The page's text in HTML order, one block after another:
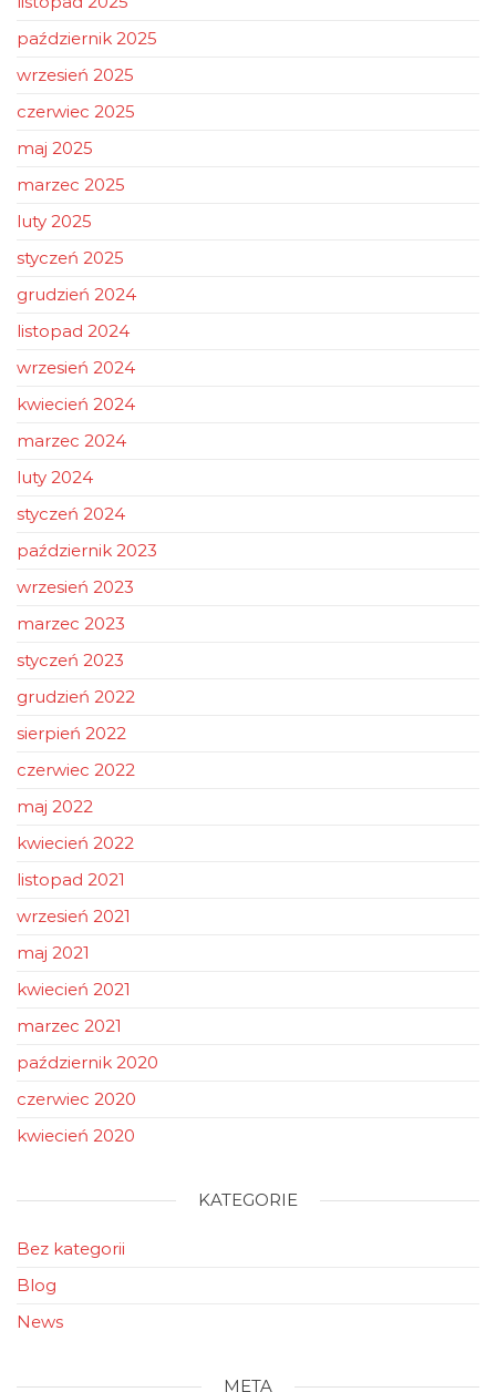
październik 2025
wrzesień 2025
czerwiec 2025
maj 2025
marzec 2025
luty 2025
styczeń 2025
grudzień 2024
listopad 2024
wrzesień 2024
kwiecień 2024
marzec 2024
luty 2024
styczeń 2024
październik 2023
wrzesień 2023
marzec 2023
styczeń 2023
grudzień 2022
sierpień 2022
czerwiec 2022
maj 2022
kwiecień 2022
listopad 2021
wrzesień 2021
maj 2021
kwiecień 2021
marzec 2021
październik 2020
czerwiec 2020
kwiecień 2020
KATEGORIE
Bez kategorii
Blog
News
META